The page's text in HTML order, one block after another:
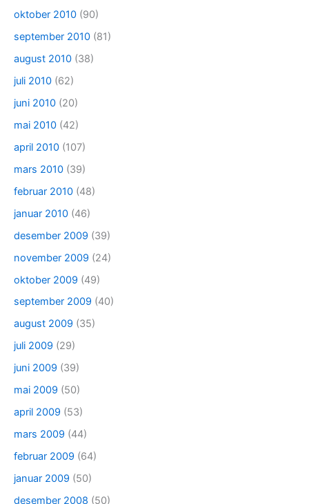
oktober 2010 (90)
september 2010 (81)
august 2010 (38)
juli 2010 (62)
juni 2010 (20)
mai 2010 (42)
april 2010 (107)
mars 2010 (39)
februar 2010 (48)
januar 2010 (46)
desember 2009 (39)
november 2009 (24)
oktober 2009 (49)
september 2009 (40)
august 2009 (35)
juli 2009 (29)
juni 2009 (39)
mai 2009 (50)
april 2009 (53)
mars 2009 (44)
februar 2009 (64)
januar 2009 (50)
desember 2008 (50)